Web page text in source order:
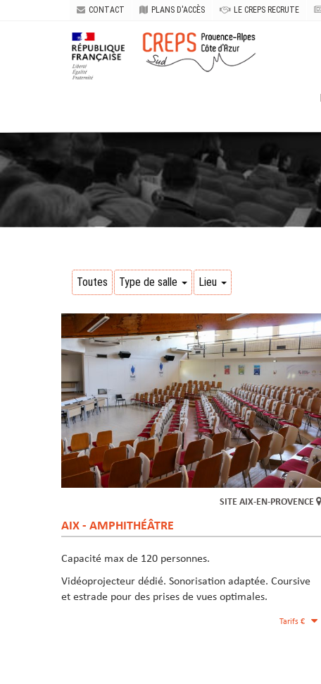
CONTACT PLANS D'ACCÈS LE CREPS RECRUTE
Toutes Type de salle Lieu
SITE AIX-EN-PROVENCE
AIX - AMPHITHÉÂTRE
Capacité max de 120 personnes.
Vidéoprojecteur dédié. Sonorisation adaptée. Coursive
et estrade pour des prises de vues optimales.
Tarifs €